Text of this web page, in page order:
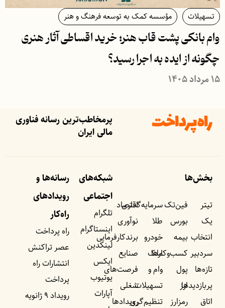
تسهیلات مؤسسه کمک به توسعه فرهنگ و هنر
وام بانکی پشت قاب هنر؛ خرید اقساطی آثار هنری
چگونه از ایده به اجرا رسید؟
۱۵ مرداد ۱۴۰۵
پرمخاطب‌ترین رسانه فناوری
مالی ایران
بخش‌ها
تیتر
یک
انتخاب
سردبیر
تازه‌ها
پربازدید‌ها
اتاق
فین‌تک
بورس
بیمه
کسب‌وکار‌ها
پول
ارز
رمزارز
سرمایه‌گذاری
طلا
خودرو
ملک
وام و
تسهیلات
تنظیم‌گری
اقتصاد
نوآوری
برندکارفرمایی
صنایع
فرصت‌های
شغلی
رویداد‌ها
شبکه‌های
اجتماعی
تلگرام
اینستاگرام
لینکدین
ایکس
یوتیوب
آپارات
رسانه‌ها و
رویداد‌های
راه‌کار
راه پرداخت
عصر تراکنش
انتشارات راه
پرداخت
رویداد ۹ ژانویه